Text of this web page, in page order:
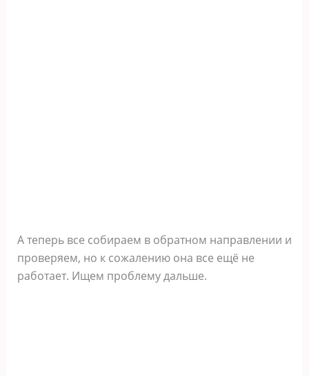
А теперь все собираем в обратном направлении и
проверяем, но к сожалению она все ещё не
работает. Ищем проблему дальше.